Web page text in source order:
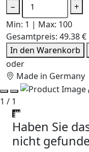
−
+
Min: 1 | Max: 100
Gesamtpreis: 49.38 €
In den Warenkorb
oder
Made in Germany
1 / 1
Haben Sie
nicht